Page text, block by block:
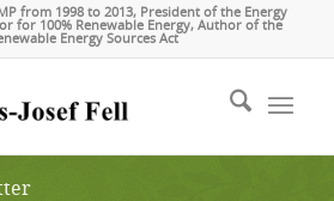
from 1998 to 2013, President of the Energy
for 100% Renewable Energy, Author of the
Energy Sources Act